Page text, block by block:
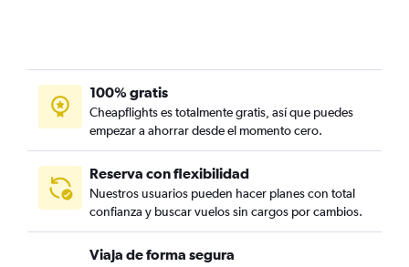
100% gratis
Cheapflights es totalmente gratis, así que puedes
empezar a ahorrar desde el momento cero.
Reserva con flexibilidad
Nuestros usuarios pueden hacer planes con total
confianza y buscar vuelos sin cargos por cambios.
Viaja de forma segura